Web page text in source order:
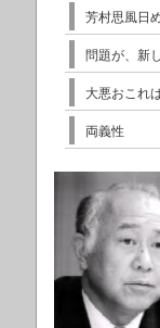
芳村思風日
問題が、新
大悪おこれ
両義性